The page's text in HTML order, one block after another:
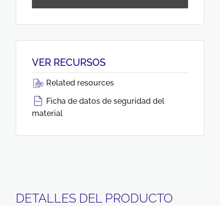
VER RECURSOS
Related resources
Ficha de datos de seguridad del
material
DETALLES DEL PRODUCTO